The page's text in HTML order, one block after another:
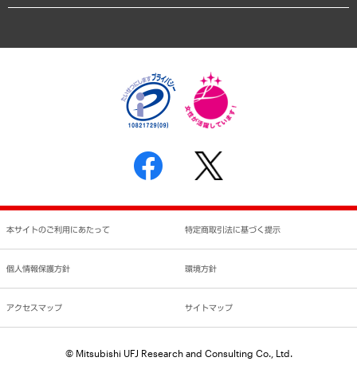
個人情報保護方針
反社会的勢力に対する基本方針
書面による個人情報の開示等の請求の手続きについて
本サイトのご利用にあたって 特定商取引法に基づく提示
個人情報保護方針 環境方針
アクセスマップ サイトマップ
© Mitsubishi UFJ Research and Consulting Co., Ltd.